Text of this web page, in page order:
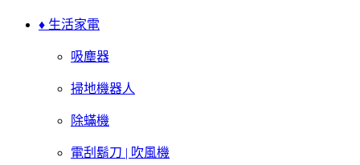
♦ 生活家電
吸塵器
掃地機器人
除蟎機
電刮鬍刀 | 吹風機